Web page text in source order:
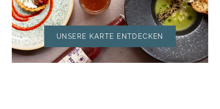
UNSERE KARTE ENTDECKEN